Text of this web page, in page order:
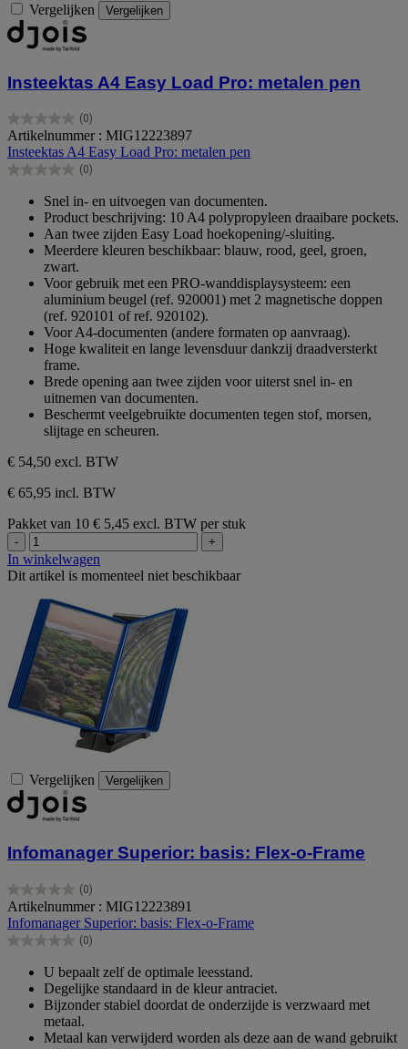
Vergelijken Vergelijken
Insteektas A4 Easy Load Pro: metalen pen
(0)
0.0
van
de
5
Artikelnummer : MIG12223897
Insteektas A4 Easy Load Pro: metalen pen
(0)
0.0
sterren.
Snel in- en uitvoegen van documenten.
Product beschrijving: 10 A4 polypropyleen draaibare pockets.
Aan twee zijden Easy Load hoekopening/-sluiting.
Meerdere kleuren beschikbaar: blauw, rood, geel, groen,
zwart.
Voor gebruik met een PRO-wanddisplaysysteem: een
aluminium beugel (ref. 920001) met 2 magnetische doppen
(ref. 920101 of ref. 920102).
Voor A4-documenten (andere formaten op aanvraag).
Hoge kwaliteit en lange levensduur dankzij draadversterkt
frame.
Brede opening aan twee zijden voor uiterst snel in- en
uitnemen van documenten.
Beschermt veelgebruikte documenten tegen stof, morsen,
slijtage en scheuren.
€ 54,50 excl. BTW
€ 65,95 incl. BTW
Pakket van 10 € 5,45 excl. BTW per stuk
- +
In winkelwagen
Dit artikel is momenteel niet beschikbaar
Vergelijken Vergelijken
Infomanager Superior: basis: Flex-o-Frame
(0)
0.0
van
de
5
Artikelnummer : MIG12223891
Infomanager Superior: basis: Flex-o-Frame
(0)
0.0
sterren.
U bepaalt zelf de optimale leesstand.
Degelijke standaard in de kleur antraciet.
Bijzonder stabiel doordat de onderzijde is verzwaard met
metaal.
Metaal kan verwijderd worden als deze aan de wand gebruikt